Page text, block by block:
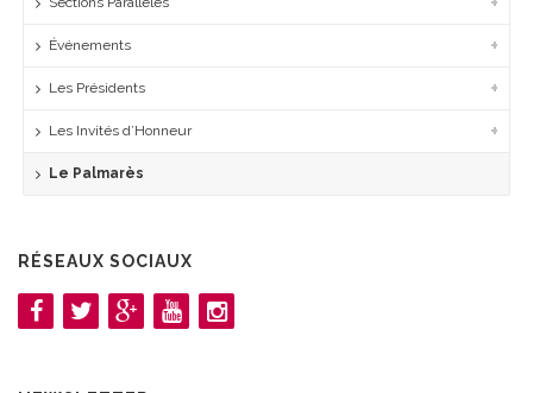
Événements
Les Présidents
Les Invités d’Honneur
Le Palmarès
RÉSEAUX SOCIAUX